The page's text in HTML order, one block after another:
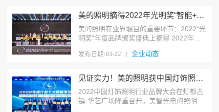
美的照明摘得2022年光明奖“智能+工程”照明品牌双TOP10！
美的照明在业界瞩目的重要环节：2022“光
明奖”年度品牌颁奖盛典上摘得 2022年中
“工程照明品牌TOP10”荣誉。
发布日期:03-22 | 企业动态
见证实力！美的照明获中国灯饰照明行业十大智能家居品牌
2022中国灯饰照明行业品牌大会在灯都古
镇·华艺广场隆重召开。美智光电的照明团